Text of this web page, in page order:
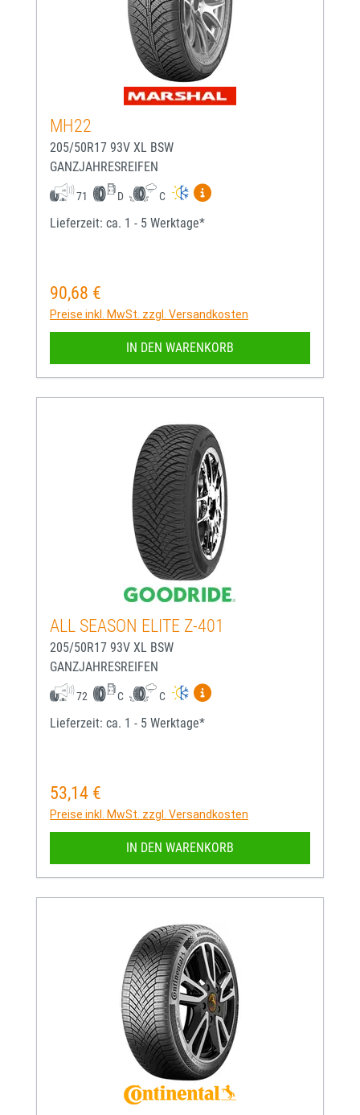
MH22
205/50R17 93V XL BSW
GANZJAHRESREIFEN
71 D C
Mehr Informationen zum
Lieferzeit: ca. 1 - 5 Werktage*
Regulärer Preis:
90,68 €
Preise inkl. MwSt. zzgl. Versandkosten
IN DEN WARENKORB
ALL SEASON ELITE Z-401
205/50R17 93V XL BSW
GANZJAHRESREIFEN
72 C C
Mehr Informationen zum
Lieferzeit: ca. 1 - 5 Werktage*
Regulärer Preis:
53,14 €
Preise inkl. MwSt. zzgl. Versandkosten
IN DEN WARENKORB